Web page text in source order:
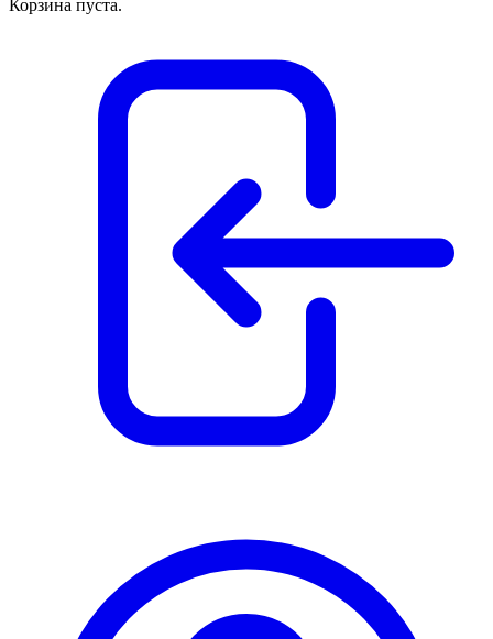
Корзина пуста.